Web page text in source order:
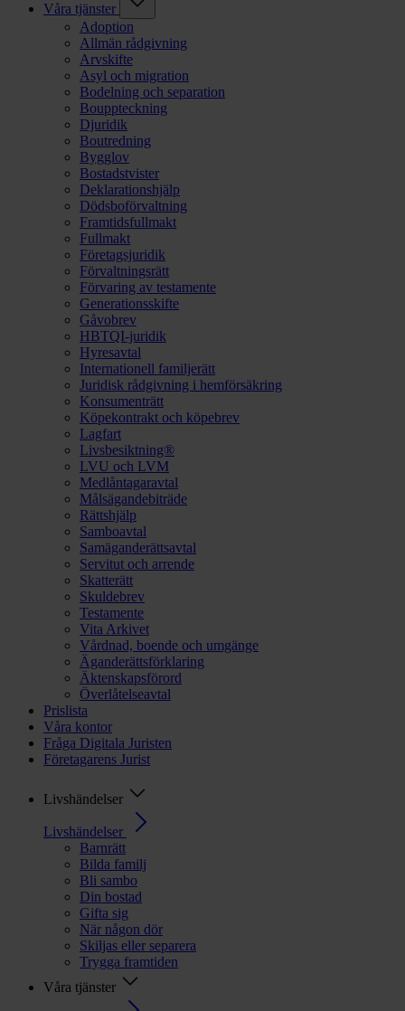
Våra tjänster
Adoption
Allmän rådgivning
Arvskifte
Asyl och migration
Bodelning och separation
Bouppteckning
Djuridik
Boutredning
Bygglov
Bostadstvister
Deklarationshjälp
Dödsboförvaltning
Framtidsfullmakt
Fullmakt
Företagsjuridik
Förvaltningsrätt
Förvaring av testamente
Generationsskifte
Gåvobrev
HBTQI-juridik
Hyresavtal
Internationell familjerätt
Juridisk rådgivning i hemförsäkring
Konsumenträtt
Köpekontrakt och köpebrev
Lagfart
Livsbesiktning®
LVU och LVM
Medlåntagaravtal
Målsägandebiträde
Rättshjälp
Samboavtal
Samäganderättsavtal
Servitut och arrende
Skatterätt
Skuldebrev
Testamente
Vita Arkivet
Vårdnad, boende och umgänge
Äganderättsförklaring
Äktenskapsförord
Överlåtelseavtal
Prislista
Våra kontor
Fråga Digitala Juristen
Företagarens Jurist
Livshändelser
Livshändelser
Barnrätt
Bilda familj
Bli sambo
Din bostad
Gifta sig
När någon dör
Skiljas eller separera
Trygga framtiden
Våra tjänster